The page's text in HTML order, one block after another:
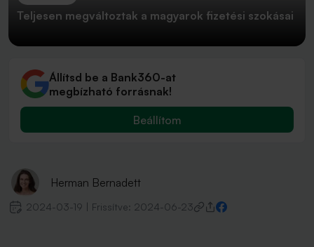
Teljesen megváltoztak a magyarok fizetési szokásai
Állítsd be a Bank360-at
megbízható forrásnak!
Beállítom
Herman Bernadett
2024-03-19 Frissítve: 2024-06-23